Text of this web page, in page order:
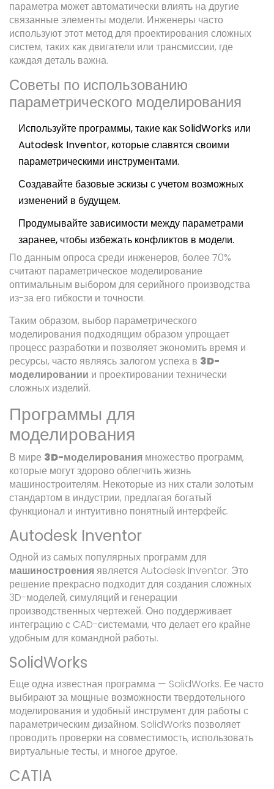
параметра может автоматически влиять на другие
связанные элементы модели. Инженеры часто
используют этот метод для проектирования сложных
систем, таких как двигатели или трансмиссии, где
каждая деталь важна.
Советы по использованию
параметрического моделирования
Используйте программы, такие как SolidWorks или
Autodesk Inventor, которые славятся своими
параметрическими инструментами.
Создавайте базовые эскизы с учетом возможных
изменений в будущем.
Продумывайте зависимости между параметрами
заранее, чтобы избежать конфликтов в модели.
По данным опроса среди инженеров, более 70%
считают параметрическое моделирование
оптимальным выбором для серийного производства
из-за его гибкости и точности.
Таким образом, выбор параметрического
моделирования подходящим образом упрощает
процесс разработки и позволяет экономить время и
ресурсы, часто являясь залогом успеха в 3D-
моделировании и проектировании технически
сложных изделий.
Программы для
моделирования
В мире 3D-моделирования множество программ,
которые могут здорово облегчить жизнь
машиностроителям. Некоторые из них стали золотым
стандартом в индустрии, предлагая богатый
функционал и интуитивно понятный интерфейс.
Autodesk Inventor
Одной из самых популярных программ для
машиностроенияявляется Autodesk Inventor. Это
решение прекрасно подходит для создания сложных
3D-моделей, симуляций и генерации
производственных чертежей. Оно поддерживает
интеграцию с CAD-системами, что делает его крайне
удобным для командной работы.
SolidWorks
Еще одна известная программа — SolidWorks. Ее часто
выбирают за мощные возможности твердотельного
моделирования и удобный инструмент для работы с
параметрическим дизайном. SolidWorks позволяет
проводить проверки на совместимость, использовать
виртуальные тесты, и многое другое.
CATIA